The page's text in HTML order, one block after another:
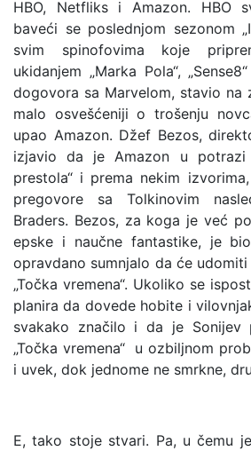
HBO, Netfliks i Amazon. HBO
baveći se poslednjom sezonom
svim spinofovima koje
ukidanjem „Marka Pola“,
dogovora sa Marvelom, stavio na
malo osvešćeniji o trošenju
upao Amazon. Džef Bezos,
izjavio da je Amazon u potrazi
prestola“ i prema nekim
pregovore sa Tolkinovim
Braders. Bezos, za koga je već
epske i naučne fantastike, je
opravdano sumnjalo da će
„Točka vremena“. Ukoliko se
planira da dovede hobite i
svakako značilo i da je Sonijev
„Točka vremena“ u ozbiljnom
i uvek, dok jednome ne smrkne,
E, tako stoje stvari. Pa, u čemu